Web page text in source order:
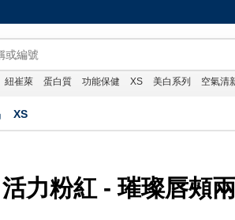
紐崔萊 蛋白質 功能保健 XS 美白系列 空氣清
XS
活力粉紅 - 璀璨唇頰